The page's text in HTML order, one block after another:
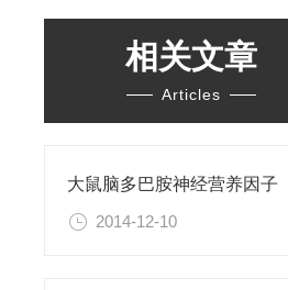
相关文章
Articles
2014-12-10